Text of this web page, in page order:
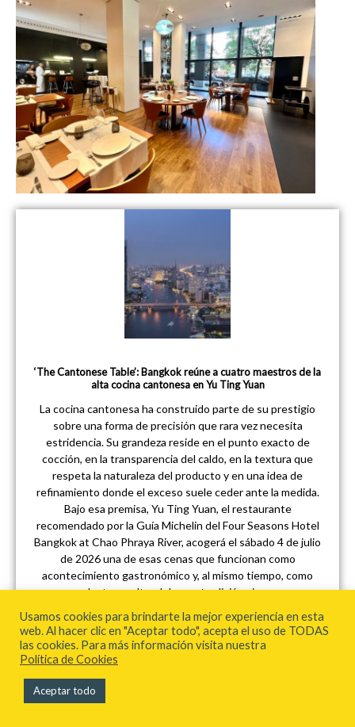
‘The Cantonese Table’: Bangkok reúne a cuatro maestros de la
alta cocina cantonesa en Yu Ting Yuan
La cocina cantonesa ha construido parte de su prestigio
sobre una forma de precisión que rara vez necesita
estridencia. Su grandeza reside en el punto exacto de
cocción, en la transparencia del caldo, en la textura que
respeta la naturaleza del producto y en una idea de
refinamiento donde el exceso suele ceder ante la medida.
Bajo esa premisa, Yu Ting Yuan, el restaurante
recomendado por la Guía Michelin del Four Seasons Hotel
Bangkok at Chao Phraya River, acogerá el sábado 4 de julio
de 2026 una de esas cenas que funcionan como
acontecimiento gastronómico y, al mismo tiempo, como
lectura cultural de una tradición viva.
Usamos cookies para brindarte la mejor experiencia en esta
web. Al hacer clic en "Aceptar todo", acepta el uso de TODAS
las cookies. Para más información visita nuestra
Política de Cookies
Aceptar todo